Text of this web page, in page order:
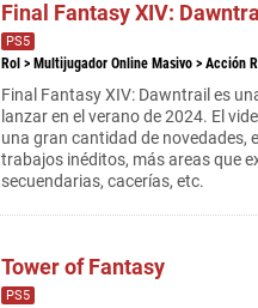
Final Fantasy XIV:
PS5
Rol > Multijugador Online Masivo > Acción
Final Fantasy XIV: Dawntrail es
lanzar en el verano de 2024. El
una gran cantidad de novedades,
trabajos inéditos, más areas que
secuendarias, cacerías, etc.
Tower of Fantasy
PS5